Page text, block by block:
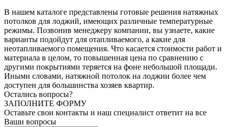
В нашем каталоге представлены готовые решения натяжных
потолков для лоджий, имеющих различные температурные
режимы. Позвонив менеджеру компании, вы узнаете, какие
варианты подойдут для отапливаемого, а какие для
неотапливаемого помещения. Что касается стоимости работ и
материала в целом, то повышенная цена по сравнению с
другими покрытиями теряется на фоне небольшой площади.
Иными словами, натяжной потолок на лоджии более чем
доступен для большинства хозяев квартир.
Остались вопросы?
ЗАПОЛНИТЕ ФОРМУ
Оставьте свои контакты и наш специалист ответит на все
Ваши вопросы